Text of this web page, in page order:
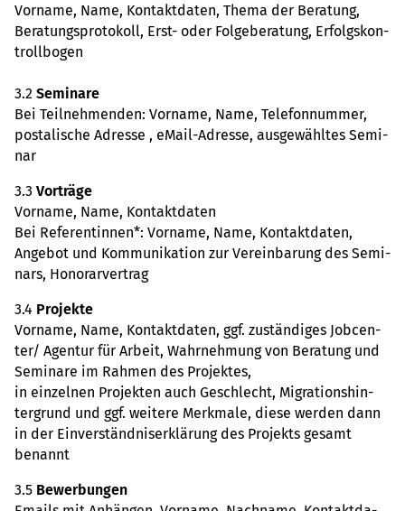
Vor­name, Name, Kon­takt­da­ten, Thema der Bera­tung,
Bera­tungs­pro­to­koll, Erst- oder Fol­ge­be­ra­tung, Erfolgs­kon­
troll­bo­gen
3.2 Semi­nare
Bei Teil­neh­men­den: Vor­name, Name, Tele­fon­num­mer,
pos­ta­li­sche Adresse , eMail-Adresse, aus­ge­wähl­tes Semi­
nar
3.3 Vor­träge
Vor­name, Name, Kon­takt­da­ten
Bei Refe­ren­tin­nen*: Vor­name, Name, Kon­takt­da­ten,
Ange­bot und Kom­mu­ni­ka­tion zur Ver­ein­ba­rung des Semi­
nars, Hono­rar­ver­trag
3.4 Pro­jekte
Vor­name, Name, Kon­takt­da­ten, ggf. zustän­di­ges Job­cen­
ter/ Agen­tur für Arbeit, Wahr­neh­mung von Bera­tung und
Semi­nare im Rahmen des Pro­jek­tes,
in ein­zel­nen Pro­jek­ten auch Geschlecht, Migra­ti­ons­hin­
ter­grund und ggf. wei­tere Merk­male, diese werden dann
in der Ein­ver­ständ­nis­er­klä­rung des Pro­jekts gesamt
benannt
3.5 Bewer­bun­gen